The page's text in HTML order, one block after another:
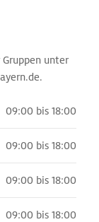
unter
09:00 bis 18:00
09:00 bis 18:00
09:00 bis 18:00
09:00 bis 18:00